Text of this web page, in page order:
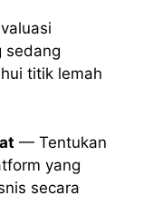
sedang
titik lemah
— Tentukan
yang
secara